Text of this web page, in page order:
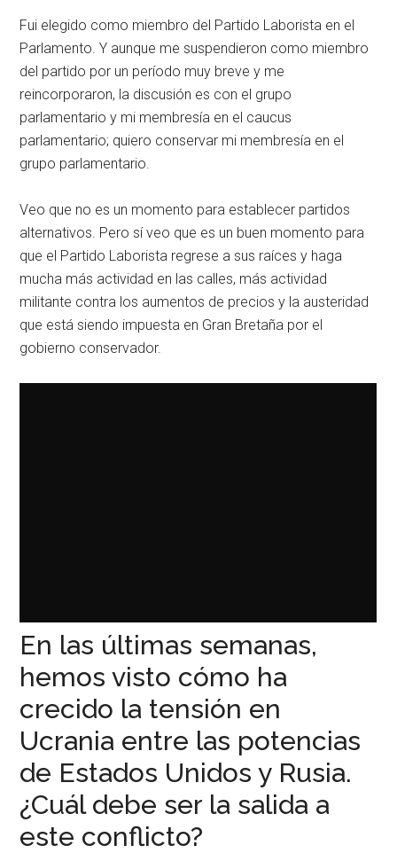
Fui elegido como miembro del Partido Laborista en el
Parlamento. Y aunque me suspendieron como miembro
del partido por un período muy breve y me
reincorporaron, la discusión es con el grupo
parlamentario y mi membresía en el caucus
parlamentario; quiero conservar mi membresía en el
grupo parlamentario.
Veo que no es un momento para establecer partidos
alternativos. Pero sí veo que es un buen momento para
que el Partido Laborista regrese a sus raíces y haga
mucha más actividad en las calles, más actividad
militante contra los aumentos de precios y la austeridad
que está siendo impuesta en Gran Bretaña por el
gobierno conservador.
En las últimas semanas,
hemos visto cómo ha
crecido la tensión en
Ucrania entre las potencias
de Estados Unidos y Rusia.
¿Cuál debe ser la salida a
este conflicto?